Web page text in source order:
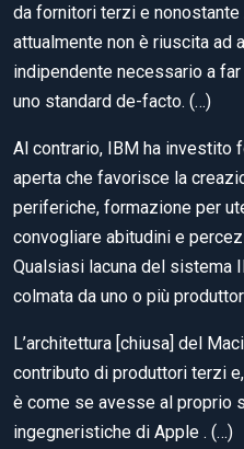
da fornitori terzi e
attualmente non è riuscita ad
indipendente necessario a
uno standard de-facto. (…)
Al contrario, IBM ha investito
aperta che favorisce la
periferiche, formazione per
convogliare abitudini e
Qualsiasi lacuna del sistema
colmata da uno o più
L’architettura [chiusa] del
contributo di produttori terzi
è come se avesse al proprio
ingegneristiche di Apple . (…)